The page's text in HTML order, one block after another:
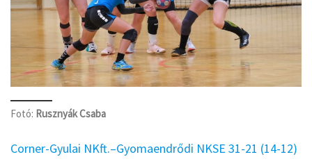
Fotó: Rusznyák Csaba
Corner-Gyulai NKft.–Gyomaendrődi NKSE 31-21 (14-12)